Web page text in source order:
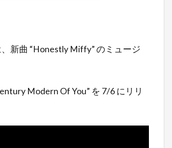
新曲 “Honestly Miffy” のミュージ
Modern Of You” を 7/6 にリリ